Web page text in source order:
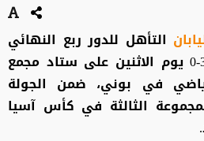
التأهل للدور ربع النهائي
بعد فوزه على فيتنام 3-0 يوم الاثنين على ستاد مجمع
في بوني، ضمن الجولة
الثالثة في كأس آسيا